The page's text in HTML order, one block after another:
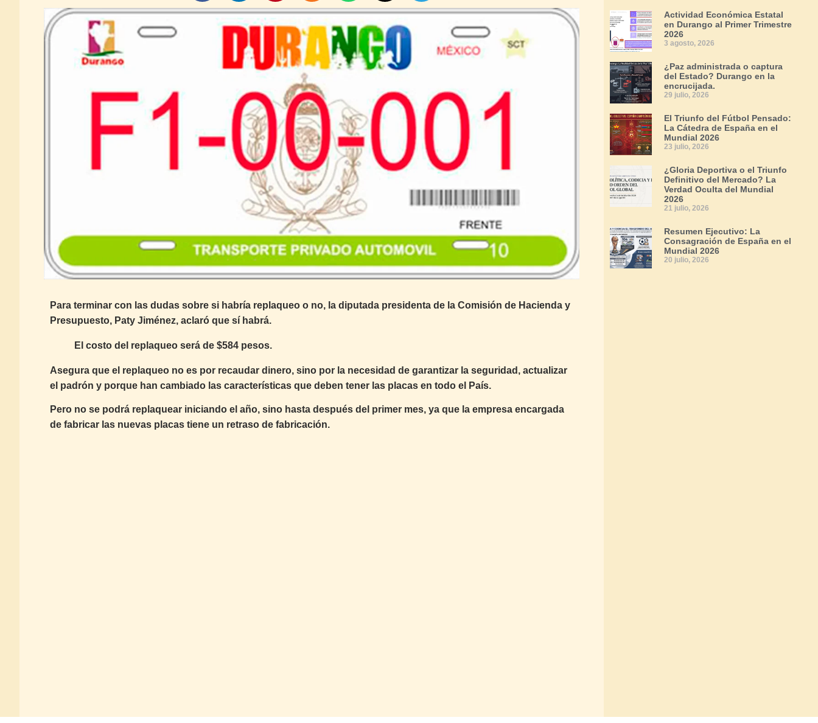
Para terminar con las dudas sobre si habría replaqueo o no, la diputada presidenta de la Comisión de Hacienda y
Presupuesto, Paty Jiménez, aclaró que sí habrá.
El costo del replaqueo será de $584 pesos.
Asegura que el replaqueo no es por recaudar dinero, sino por la necesidad de garantizar la seguridad, actualizar
el padrón y porque han cambiado las características que deben tener las placas en todo el País.
Pero no se podrá replaquear iniciando el año, sino hasta después del primer mes, ya que la empresa encargada
de fabricar las nuevas placas tiene un retraso de fabricación.
Actividad Económica Estatal
en Durango al Primer Trimestre
2026
3 agosto, 2026
¿Paz administrada o captura
del Estado? Durango en la
encrucijada.
29 julio, 2026
El Triunfo del Fútbol Pensado:
La Cátedra de España en el
Mundial 2026
23 julio, 2026
¿Gloria Deportiva o el Triunfo
Definitivo del Mercado? La
Verdad Oculta del Mundial
2026
21 julio, 2026
Resumen Ejecutivo: La
Consagración de España en el
Mundial 2026
20 julio, 2026